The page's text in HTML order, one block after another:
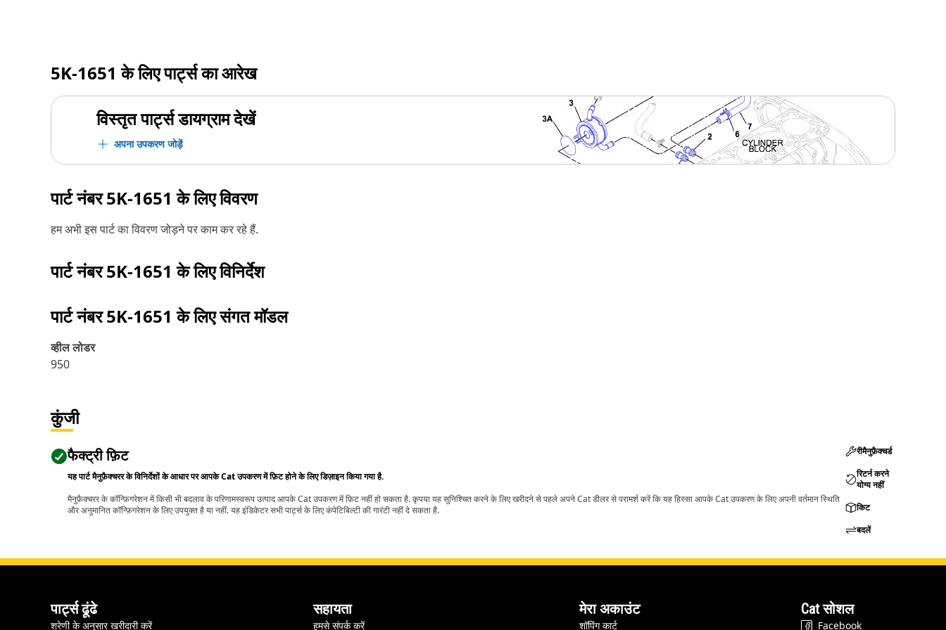
5K-1651 के लिए पार्ट्स का आरेख
विस्तृत पार्ट्स डायग्राम देखें
अपना उपकरण जोड़ें
पार्ट नंबर5K-1651 के लिए विवरण
हम अभी इस पार्ट का विवरण जोड़ने पर काम कर रहे हैं.
पार्ट नंबर5K-1651 के लिए विनिर्देश
पार्ट नंबर5K-1651 के लिए संगत मॉडल
व्हील लोडर
950
कुंजी
फैक्ट्री फ़िट
यह पार्ट मैनुफ़ैक्चरर के विनिर्देशों के आधार पर आपके Cat उपकरण में फ़िट होने के लिए डिज़ाइन किया गया है.
मैनुफ़ैक्चरर के कॉन्फ़िगरेशन में किसी भी बदलाव के परिणामस्वरूप उत्पाद आपके Cat उपकरण में फ़िट नहीं हो सकता है. कृपया यह सुनिश्चित करने के लिए खरीदने से पहले अपने Cat डीलर से परामर्श करें कि यह हिस्सा आपके Cat उपकरण के लिए अपनी वर्तमान स्थिति
और अनुमानित कॉन्फ़िगरेशन के लिए उपयुक्त है या नहीं. यह इंडिकेटर सभी पार्ट्स के लिए कंपेटिबिल्टी की गारंटी नहीं दे सकता है.
रीमैनुफ़ैक्चर्ड
रिटर्न करने
योग्य नहीं
किट
बदलें
पार्ट्स ढूंढे
श्रेणी के अनुसार खरीदारी करें
सहायता
हमसे संपर्क करें
मेरा अकाउंट
शॉपिंग कार्ट
Cat सोशल
Facebook